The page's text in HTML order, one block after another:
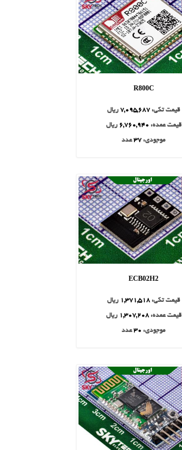
R800C
قیمت تکی: 7,095,687 ریال
قیمت عمده: 6,760,940 ریال
موجودی: 37عدد
ECB02H2
قیمت تکی: 1,371,518 ریال
قیمت عمده:1,307,208 ریال
موجودی: 30عدد